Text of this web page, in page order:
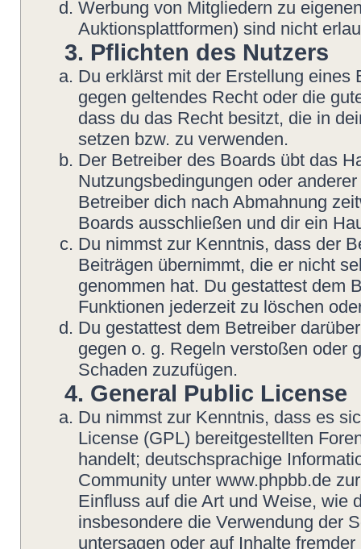
Werbung von Mitgliedern zu
Auktionsplattformen) sind nicht
3. Pflichten des Nutzers
Du erklärst mit der Erstellung eines
gegen geltendes Recht oder die
dass du das Recht besitzt, die in
setzen bzw. zu verwenden.
Der Betreiber des Boards übt das
Nutzungsbedingungen oder
Betreiber dich nach Abmahnung
Boards ausschließen und dir ein
Du nimmst zur Kenntnis, dass der
Beiträgen übernimmt, die er nicht
genommen hat. Du gestattest dem
Funktionen jederzeit zu löschen
Du gestattest dem Betreiber
gegen o. g. Regeln verstoßen oder
Schaden zuzufügen.
4. General Public License
Du nimmst zur Kenntnis, dass es
License (GPL) bereitgestellten
handelt; deutschsprachige
Community unter www.phpbb.de
Einfluss auf die Art und Weise, wie
insbesondere die Verwendung der
untersagen oder auf Inhalte